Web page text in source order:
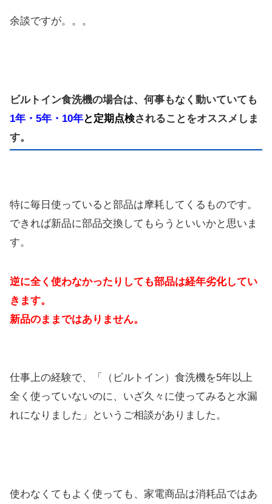
余談ですが。。。
ビルトイン食洗機の場合は、何事もなく動いていても
1年・5年・10年と定期点検されることをオススメしま
す。
特に毎日使っていると部品は摩耗してくるものです。
できれば新品に部品交換してもらうといいかと思いま
す。
逆に全く使わなかったりしても部品は経年劣化してい
きます。
新品のままではありません。
仕事上の経験で、「（ビルトイン）食洗機を5年以上
全く使っていないのに、いざ久々に使ってみると水漏
れになりました」というご相談がありました。
使わなくてもよく使っても、家電商品は消耗品ではあ